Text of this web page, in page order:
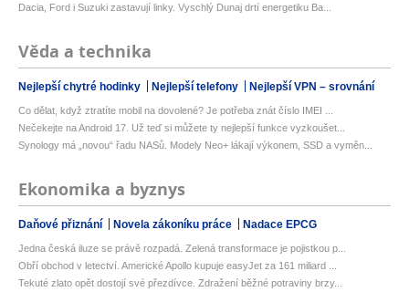
Dacia, Ford i Suzuki zastavují linky. Vyschlý Dunaj drtí energetiku Ba...
Věda a technika
Nejlepší chytré hodinky Nejlepší telefony Nejlepší VPN – srovnání
Co dělat, když ztratíte mobil na dovolené? Je potřeba znát číslo IMEI ...
Nečekejte na Android 17. Už teď si můžete ty nejlepší funkce vyzkoušet...
Synology má „novou“ řadu NASů. Modely Neo+ lákají výkonem, SSD a vyměn...
Ekonomika a byznys
Daňové přiznání Novela zákoníku práce Nadace EPCG
Jedna česká iluze se právě rozpadá. Zelená transformace je pojistkou p...
Obří obchod v letectví. Americké Apollo kupuje easyJet za 161 miliard ...
Tekuté zlato opět dostojí své přezdívce. Zdražení běžné potraviny brzy...